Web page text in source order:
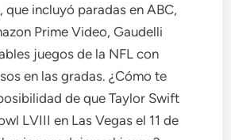
que incluyó paradas en ABC,
Prime Video, Gaudelli
juegos de la NFL con
en las gradas. ¿Cómo te
de que Taylor Swift
LVIII en Las Vegas el 11 de